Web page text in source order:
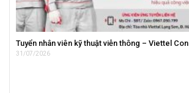
Tuyển nhân viên kỹ thuật viễn thông – Viettel
31/07/2026